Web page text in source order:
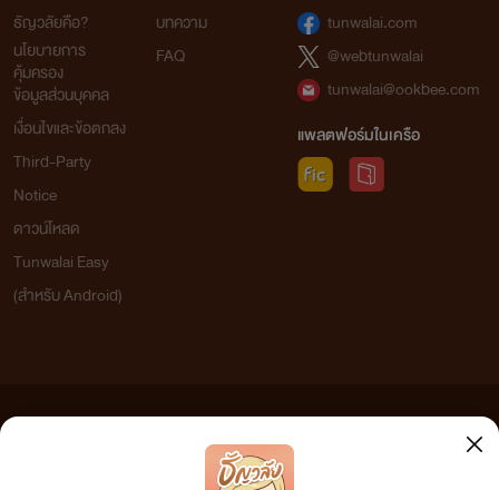
ธัญวลัยคือ?
นโยบายการ
คุ้มครอง
ข้อมูลส่วนบุคคล
เงื่อนไขและข้อตกลง
Third-Party
Notice
ดาวน์โหลด
Tunwalai Easy
(สำหรับ Android)
บทความ
FAQ
tunwalai.com
@webtunwalai
tunwalai@ookbee.com
แพลตฟอร์มในเครือ
เว็บไซต์แห่งนี้ไม่ได้เห็นด้วยและไม่ขอรับผิดชอบต่อข้อความใดๆ ทั้งสิ้น ดังนั้นผู้อ่านทุกท่านโปรดใช้
วิจารณญาณในการกลั่นกรองด้วยตนเอง และหากท่านพบข้อความใดๆ ที่ขัดต่อกฎหมายและศีลธรรม